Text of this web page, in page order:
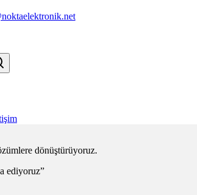
dönüştürüyoruz.
ediyoruz”